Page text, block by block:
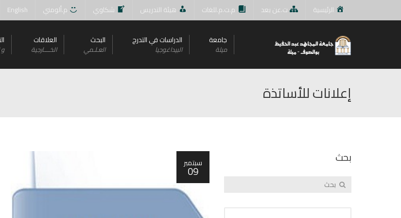
الرئيسية ت.عن بعد م.ت.م.للغات هيئة التدريس شكاوي م.ألومني English
جامعة
ميلة
الدراسات في التدرج
البيداغوجيا
البحث
العـلـمي
العلاقات
الخــــارجية
إعلانات للأساتذة
سبتمبر
09
بحث